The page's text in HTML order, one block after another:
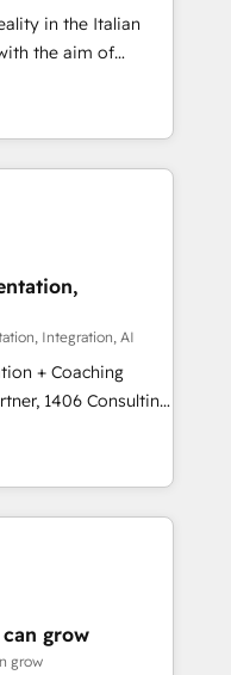
across industries
projects where
success.
in the Italian
the aim of
center by
of integrating
from CRM
offline sales
and meet
complementary
into 4
integrations,
talents, skills,
digital
Integration, AI
+ Coaching
transform how
don't just build your
own it, then stay
Alignment +
& Data
grow
grow